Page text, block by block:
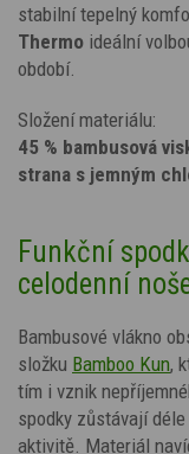
stabilní tepelný
Thermo ideální
období.
Složení materiálu:
45 % bambusová
strana s jemným
Funkční
celodenní
Bambusové vlákno
složku Bamboo Kun,
tím i vznik
spodky zůstávají
aktivitě. Materiál